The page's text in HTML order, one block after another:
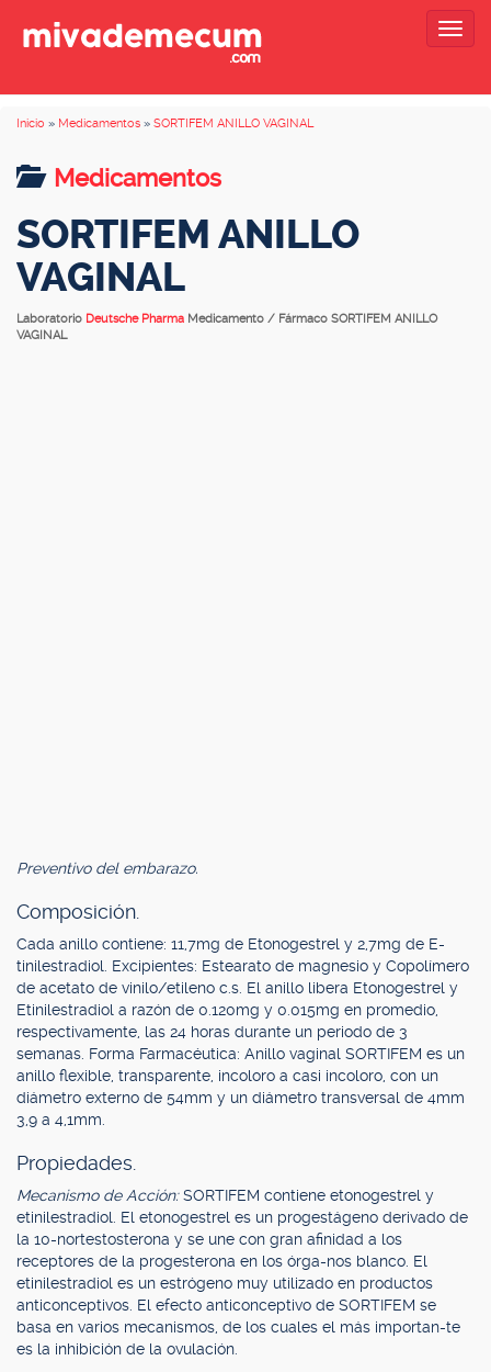
Inicio » Medicamentos » SORTIFEM ANILLO VAGINAL
Medicamentos
SORTIFEM ANILLO
VAGINAL
Laboratorio Deutsche Pharma Medicamento / Fármaco SORTIFEM ANILLO
VAGINAL
Preventivo del embarazo.
Composición.
Cada anillo contiene: 11,7mg de Etonogestrel y 2,7mg de E-
tinilestradiol. Excipientes: Estearato de magnesio y Copolímero
de acetato de vinilo/etileno c.s. El anillo libera Etonogestrel y
Etinilestradiol a razón de 0.120mg y 0.015mg en promedio,
respectivamente, las 24 horas durante un periodo de 3
semanas. Forma Farmacéutica: Anillo vaginal SORTIFEM es un
anillo flexible, transparente, incoloro a casi incoloro, con un
diámetro externo de 54mm y un diámetro transversal de 4mm
3,9 a 4,1mm.
Propiedades.
Mecanismo de Acción:SORTIFEM contiene etonogestrel y
etinilestradiol. El etonogestrel es un progestágeno derivado de
la 10-nortestosterona y se une con gran afinidad a los
receptores de la progesterona en los órga-nos blanco. El
etinilestradiol es un estrógeno muy utilizado en productos
anticonceptivos. El efecto anticonceptivo de SORTIFEM se
basa en varios mecanismos, de los cuales el más importan-te
es la inhibición de la ovulación.